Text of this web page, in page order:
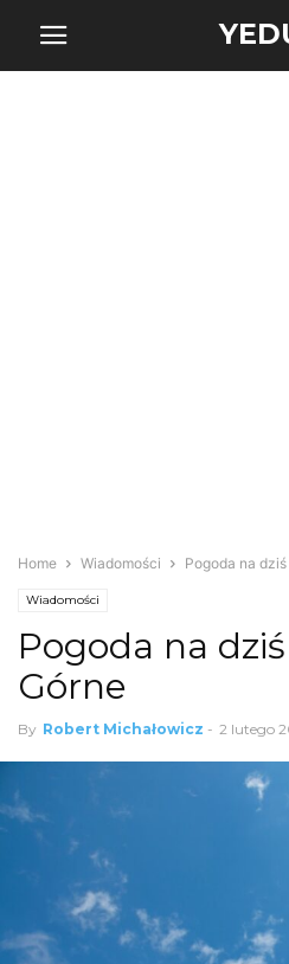
Home Wiadomości Pogoda na
Wiadomości
Pogoda na
Górne
By Robert Michałowicz - 2 lutego